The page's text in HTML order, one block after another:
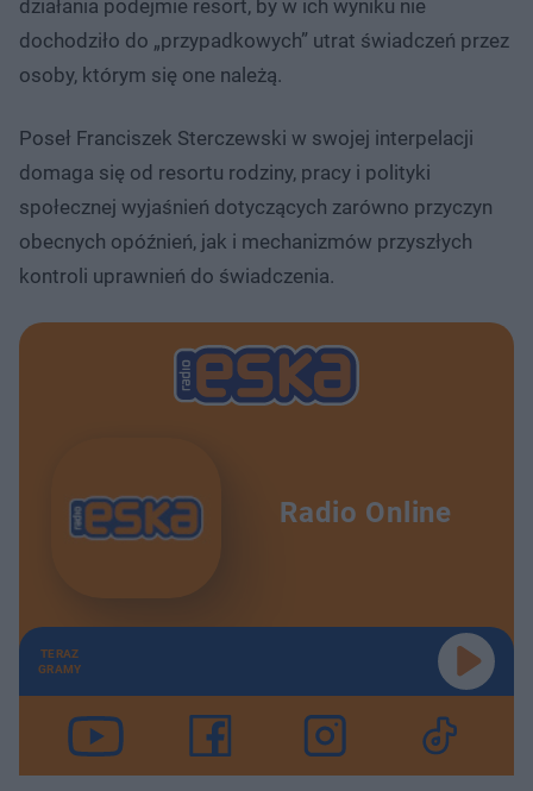
działania podejmie resort, by w ich wyniku nie
dochodziło do „przypadkowych” utrat świadczeń przez
osoby, którym się one należą.
Poseł Franciszek Sterczewski w swojej interpelacji
domaga się od resortu rodziny, pracy i polityki
społecznej wyjaśnień dotyczących zarówno przyczyn
obecnych opóźnień, jak i mechanizmów przyszłych
kontroli uprawnień do świadczenia.
Radio Online
TERAZ
GRAMY